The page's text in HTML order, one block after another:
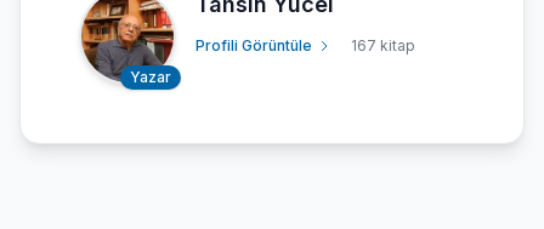
Yazar
Profili Görüntüle 167 kitap